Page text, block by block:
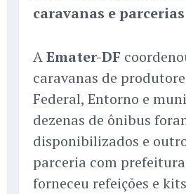
caravanas e parcerias
AEmater-DF
caravanas de
Federal, Entorno e
dezenas de ônibus
disponibilizados e
parceria com
forneceu refeições e